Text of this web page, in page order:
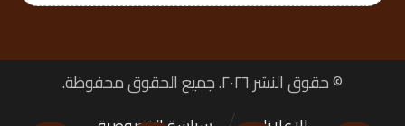
© حقوق النشر ٢٠٢٦. جميع الحقوق محفوظة.